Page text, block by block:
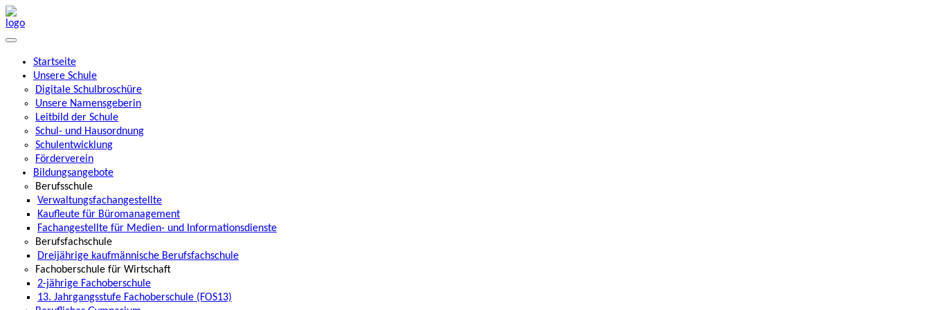
Startseite
Unsere Schule
Digitale Schulbroschüre
Unsere Namensgeberin
Leitbild der Schule
Schul- und Hausordnung
Schulentwicklung
Förderverein
Bildungsangebote
Berufsschule
Verwaltungsfachangestellte
Kaufleute für Büromanagement
Fachangestellte für Medien- und Informationsdienste
Berufsfachschule
Dreijährige kaufmännische Berufsfachschule
Fachoberschule für Wirtschaft
2-jährige Fachoberschule
13. Jahrgangsstufe Fachoberschule (FOS13)